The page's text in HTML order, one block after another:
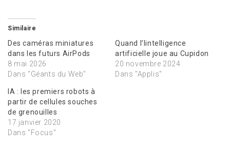
Similaire
Des caméras miniatures
dans les futurs AirPods
8 mai 2026
Dans "Géants du Web"
Quand l’Iintelligence
artificielle joue au Cupidon
20 novembre 2024
Dans "Applis"
IA : les premiers robots à
partir de cellules souches
de grenouilles
17 janvier 2020
Dans "Focus"